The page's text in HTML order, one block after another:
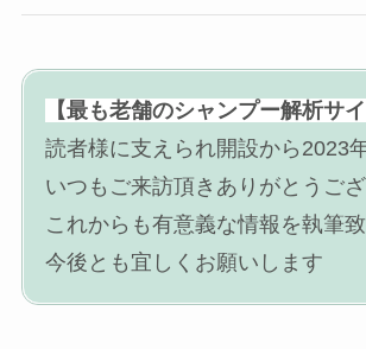
【最も老舗のシャンプー解析サイ
読者様に支えられ開設から2023
いつもご来訪頂きありがとうご
これからも有意義な情報を執筆
今後とも宜しくお願いします